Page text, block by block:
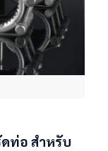
ท่อ สำหรับ